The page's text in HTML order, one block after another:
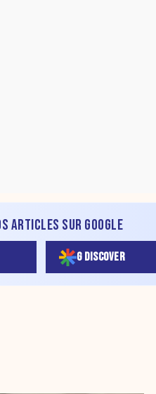
ARTICLES SUR GOOGLE
G DISCOVER